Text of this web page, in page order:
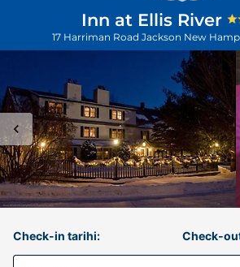
Inn at Ellis River
17 Harriman Road Jackson New
Check-in tarihi: Check-